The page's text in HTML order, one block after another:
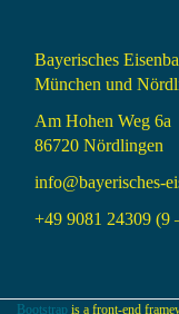
Bayerisches
München und
Am Hohen Weg 6a
86720 Nördlingen
info@bayerisches-
+49 9081 24309 (9
Bootstrap is a front-end